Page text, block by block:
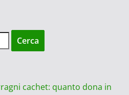
cachet: quanto dona in